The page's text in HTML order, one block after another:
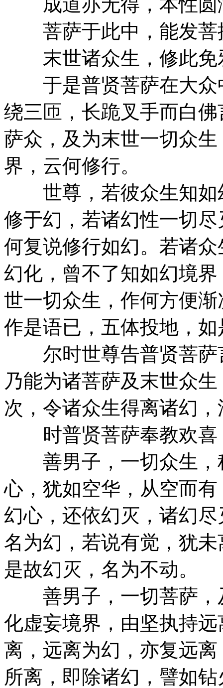
菩萨于此中，能发菩
末世诸众生，修此免
于是普贤菩萨在大众
绕三匝，长跪叉手而白
萨众，及为末世一切众
界，云何修行。
世尊，若彼众生知如
修于幻，若诸幻性一切
何复说修行如幻。若诸
幻化，曾不了知如幻境
世一切众生，作何方便
作是语已，五体投地，
尔时世尊告普贤菩萨
乃能为诸菩萨及末世众
次，令诸众生得离诸幻
时普贤菩萨奉教欢喜
善男子，一切众生，
心，犹如空华，从空而
幻心，还依幻灭，诸幻
名为幻，若说有觉，犹
是故幻灭，名为不动。
善男子，一切菩萨，
化虚妄境界，由坚执持
离，远离为幻，亦复远
所离，即除诸幻，譬如